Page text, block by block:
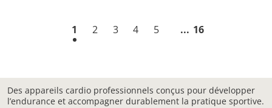
1 2 3 4 5 16
Des appareils cardio professionnels conçus pour développer
l’endurance et accompagner durablement la pratique sportive.